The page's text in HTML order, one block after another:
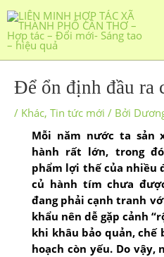
Để ổn định đầu ra
/ Khác, Tin tức mới / Bởi
Mỗi năm nước ta sản
hành rất lớn, trong
phẩm lợi thế của nhiều
củ hành tím chưa
đang phải cạnh tranh
khẩu nên dễ gặp cảnh
khi khâu bảo quản, chế
hoạch còn yếu. Do vậy,